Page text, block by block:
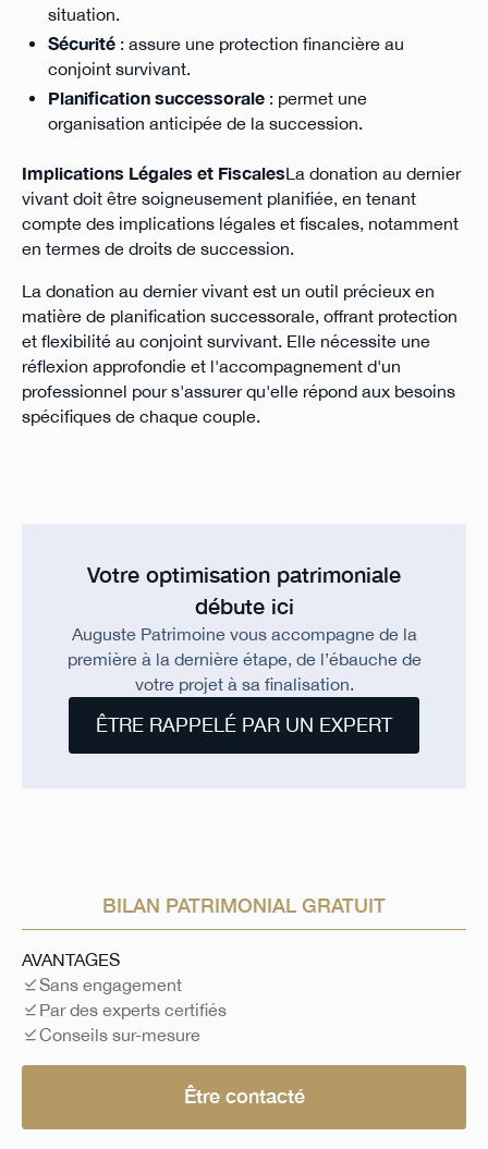
situation.
Sécurité: assure une protection financière au
conjoint survivant.
Planification successorale: permet une
organisation anticipée de la succession.
Implications Légales et FiscalesLa donation au dernier
vivant doit être soigneusement planifiée, en tenant
compte des implications légales et fiscales, notamment
en termes de droits de succession.
La donation au dernier vivant est un outil précieux en
matière de planification successorale, offrant protection
et flexibilité au conjoint survivant. Elle nécessite une
réflexion approfondie et l'accompagnement d'un
professionnel pour s'assurer qu'elle répond aux besoins
spécifiques de chaque couple.
Votre optimisation patrimoniale
débute ici
Auguste Patrimoine vous accompagne de la
première à la dernière étape, de l’ébauche de
votre projet à sa finalisation.
ÊTRE RAPPELÉ PAR UN EXPERT
BILAN PATRIMONIAL GRATUIT
AVANTAGES
Sans engagement
Par des experts certifiés
Conseils sur-mesure
Être contacté